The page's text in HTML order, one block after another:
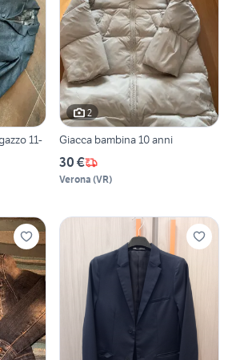
11-
2
Giacca bambina 10 anni
30 €
Verona (VR)